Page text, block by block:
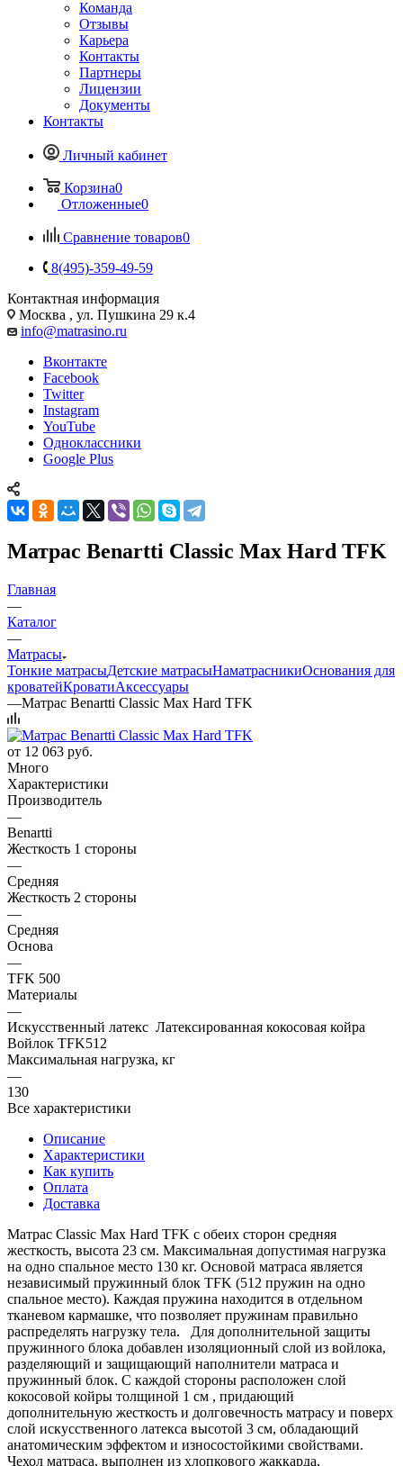
Команда
Отзывы
Карьера
Контакты
Партнеры
Лицензии
Документы
Контакты
Личный кабинет
Корзина0
Отложенные0
Сравнение товаров0
8(495)-359-49-59
Контактная информация
Москва , ул. Пушкина 29 к.4
info@matrasino.ru
Вконтакте
Facebook
Twitter
Instagram
YouTube
Одноклассники
Google Plus
Матрас Benartti Classic Max Hard TFK
Главная
—
Каталог
—
Матрасы
Тонкие матрасыДетские матрасыНаматрасникиОснования для
кроватейКроватиАксессуары
—Матрас Benartti Classic Max Hard TFK
от 12 063 руб.
Много
Характеристики
Производитель
—
Benartti
Жесткость 1 стороны
—
Средняя
Жесткость 2 стороны
—
Средняя
Основа
—
TFK 500
Материалы
—
Искусственный латекс Латексированная кокосовая койра
Войлок TFK512
Максимальная нагрузка, кг
—
130
Все характеристики
Описание
Характеристики
Как купить
Оплата
Доставка
Матрас Classic Max Hard TFK с обеих сторон средняя
жесткость, высота 23 см. Максимальная допустимая нагрузка
на одно спальное место 130 кг. Основой матраса является
независимый пружинный блок TFK (512 пружин на одно
спальное место). Каждая пружина находится в отдельном
тканевом кармашке, что позволяет пружинам правильно
распределять нагрузку тела. Для дополнительной защиты
пружинного блока добавлен изоляционный слой из войлока,
разделяющий и защищающий наполнители матраса и
пружинный блок. С каждой стороны расположен слой
кокосовой койры толщиной 1 см , придающий
дополнительную жесткость и долговечность матрасу и поверх
слой искусственного латекса высотой 3 см, обладающий
анатомическим эффектом и износостойкими свойствами.
Чехол матраса, выполнен из хлопкового жаккарда,